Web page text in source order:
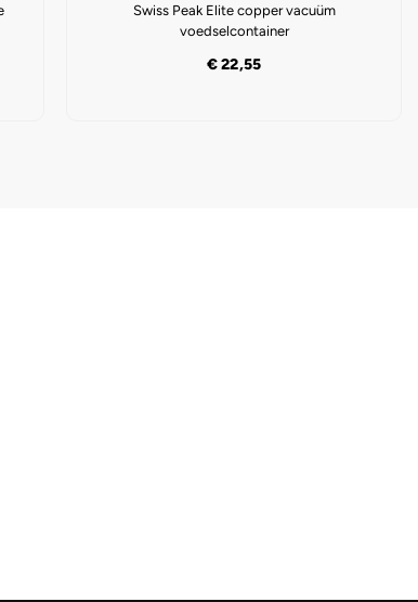
Swiss Peak Elite copper vacuüm
voedselcontainer
€22,55